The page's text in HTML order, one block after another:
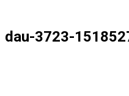
dau-3723-